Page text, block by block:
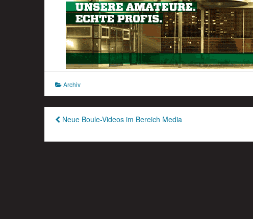
Archiv
Beitragsnavigation
Neue Boule-Videos im Bereich Media